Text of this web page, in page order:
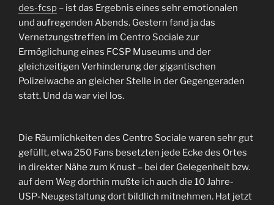
des-fcsp – ist das Ergebnis eines sehr emotionalen
und aufregenden Abends. Gestern fand ja das
Vernetzungstreffen im Centro Sociale zur
Ermöglichung eines FCSP Museums und der
gleichzeitigen Verhinderung der gigantischen
Polizeiwache an gleicher Stelle in der Gegengeraden
statt. Und da war viel los.
Die Räumlichkeiten des Centro Sociale waren sehr gut
gefüllt, etwa 250 Fans besetzten jede Ecke des Ortes
in direkter Nähe zum Knust – bei der Gelegenheit bzw.
auf dem Weg dorthin mußte ich auch die 10 Jahre-
USP-Neugestaltung dort bildlich mitnehmen. Hat jetzt